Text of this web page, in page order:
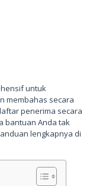
untuk
membahas secara
penerima secara
bantuan Anda tak
lengkapnya di